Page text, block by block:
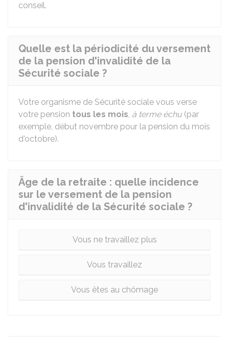
conseil.
Quelle est la périodicité du versement
de la pension d'invalidité de la
Sécurité sociale ?
Votre organisme de Sécurité sociale vous verse
votre pension tous les mois, à terme échu (par
exemple, début novembre pour la pension du mois
d'octobre).
Âge de la retraite : quelle incidence
sur le versement de la pension
d'invalidité de la Sécurité sociale ?
Vous ne travaillez plus
Vous travaillez
Vous êtes au chômage